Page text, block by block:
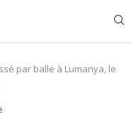
par balle à Lumanya, le